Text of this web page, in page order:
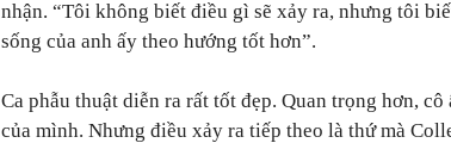
nhận. “Tôi không biết điều gì sẽ xảy ra, nhưng tôi
sống của anh ấy theo hướng tốt hơn”.
Ca phẫu thuật diễn ra rất tốt đẹp. Quan trọng hơn,
của mình. Nhưng điều xảy ra tiếp theo là thứ mà